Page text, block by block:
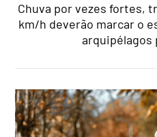
Chuva por vezes fortes,
km/h deverão marcar o
arquipélagos